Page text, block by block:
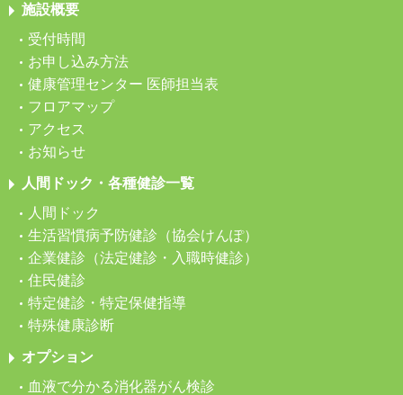
施設概要
受付時間
お申し込み方法
健康管理センター 医師担当表
フロアマップ
アクセス
お知らせ
人間ドック・各種健診一覧
人間ドック
生活習慣病予防健診（協会けんぽ）
企業健診（法定健診・入職時健診）
住民健診
特定健診・特定保健指導
特殊健康診断
オプション
血液で分かる消化器がん検診